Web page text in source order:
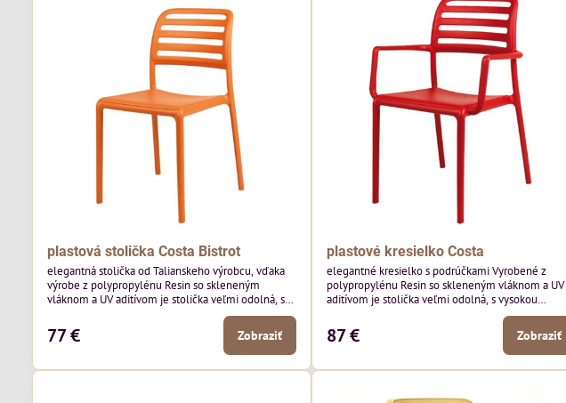
plastová stolička Costa Bistrot
elegantná stolička od Talianskeho výrobcu, vďaka
výrobe z polypropylénu Resin so skleneným
vláknom a UV aditívom je stolička veľmi odolná, s
vysokou nosnosťou. Vhodná aj do exteriéru.
77 € Zobraziť
plastové kresielko Costa
elegantné kresielko s podrúčkami Vyrobené z
polypropylénu Resin so skleneným vláknom a UV
aditívom je stolička veľmi odolná, s vysokou
87 € Zobraziť